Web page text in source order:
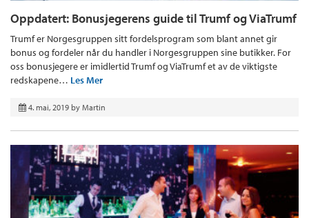
Oppdatert: Bonusjegerens guide til Trumf og ViaTrumf
Trumf er Norgesgruppen sitt fordelsprogram som blant annet gir
bonus og fordeler når du handler i Norgesgruppen sine butikker. For
oss bonusjegere er imidlertid Trumf og ViaTrumf et av de viktigste
redskapene… Les Mer
4. mai, 2019 by Martin